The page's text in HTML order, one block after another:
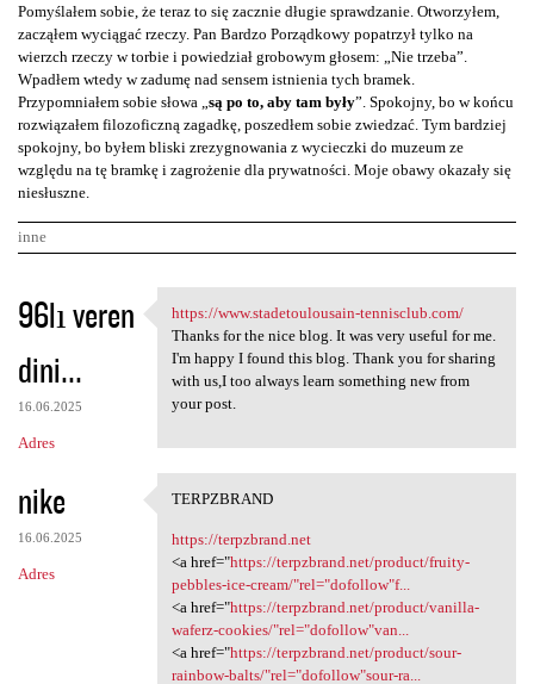
Pomyślałem sobie, że teraz to się zacznie długie sprawdzanie. Otworzyłem,
zacząłem wyciągać rzeczy. Pan Bardzo Porządkowy popatrzył tylko na
wierzch rzeczy w torbie i powiedział grobowym głosem: „Nie trzeba”.
Wpadłem wtedy w zadumę nad sensem istnienia tych bramek.
Przypomniałem sobie słowa „ są po to, aby tam były”. Spokojny, bo w końcu
rozwiązałem filozoficzną zagadkę, poszedłem sobie zwiedzać. Tym bardziej
spokojny, bo byłem bliski zrezygnowania z wycieczki do muzeum ze
względu na tę bramkę i zagrożenie dla prywatności. Moje obawy okazały się
niesłuszne.
inne
K
o
m
e
n
a
r
z
96lı veren
dini...
16.06.2025
Adres
https://www.stadetoulousain
https://www.stadetoulousain-tennisclub.com/
Thanks for the nice blog. It was very useful for me.
I'm happy I found this blog. Thank you for sharing
with us,I too always learn something new from
your post.
nike
16.06.2025
Adres
TERPZBRAND
TERPZBRAND
https://terpzbrand.net
<a href="https://terpzbrand.net/product/fruity-
pebbles-ice-cream/"rel="dofollow"f...
<a href="https://terpzbrand.net/product/vanilla-
waferz-cookies/"rel="dofollow"van...
<a href="https://terpzbrand.net/product/sour-
rainbow-balts/"rel="dofollow"sour-ra...